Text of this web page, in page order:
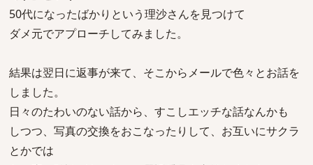
50代になったばかりという理沙さんを見つけて
ダメ元でアプローチしてみました。
結果は翌日に返事が来て、そこからメールで色々とお話を
しました。
日々のたわいのない話から、すこしエッチな話なんかも
しつつ、写真の交換をおこなったりして、お互いにサクラ
とかでは